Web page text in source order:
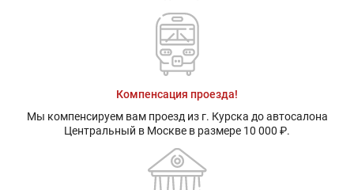
Компенсация проезда!
Мы компенсируем вам проезд из г. Курска до автосалона
Центральный в Москве в размере 10 000 ₽.